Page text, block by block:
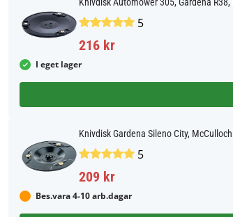
5
216 kr
I eget lager
Knivdisk Gardena Sileno City,
5
209 kr
Bes.vara 4-10 arb.dagar